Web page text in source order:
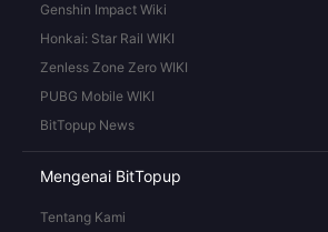
Genshin Impact Wiki
Honkai: Star Rail WIKI
Zenless Zone Zero WIKI
PUBG Mobile WIKI
BitTopup News
Mengenai BitTopup
Tentang Kami